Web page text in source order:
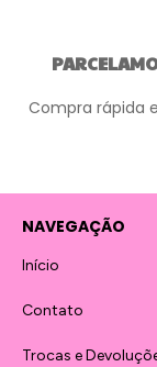
Compra rápida
NAVEGAÇÃO
Início
Contato
Trocas e